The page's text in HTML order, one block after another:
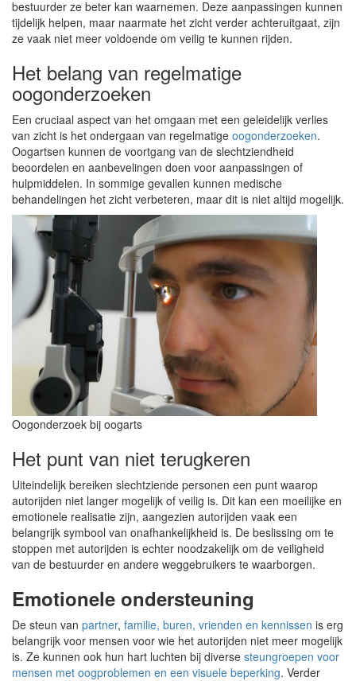
bestuurder ze beter kan waarnemen. Deze aanpassingen kunnen
tijdelijk helpen, maar naarmate het zicht verder achteruitgaat, zijn
ze vaak niet meer voldoende om veilig te kunnen rijden.
Het belang van regelmatige
oogonderzoeken
Een cruciaal aspect van het omgaan met een geleidelijk verlies
van zicht is het ondergaan van regelmatige oogonderzoeken.
Oogartsen kunnen de voortgang van de slechtziendheid
beoordelen en aanbevelingen doen voor aanpassingen of
hulpmiddelen. In sommige gevallen kunnen medische
behandelingen het zicht verbeteren, maar dit is niet altijd mogelijk.
Oogonderzoek bij oogarts
Het punt van niet terugkeren
Uiteindelijk bereiken slechtziende personen een punt waarop
autorijden niet langer mogelijk of veilig is. Dit kan een moeilijke en
emotionele realisatie zijn, aangezien autorijden vaak een
belangrijk symbool van onafhankelijkheid is. De beslissing om te
stoppen met autorijden is echter noodzakelijk om de veiligheid
van de bestuurder en andere weggebruikers te waarborgen.
Emotionele ondersteuning
De steun van partner, familie, buren, vrienden en kennissen is erg
belangrijk voor mensen voor wie het autorijden niet meer mogelijk
is. Ze kunnen ook hun hart luchten bij diverse steungroepen voor
mensen met oogproblemen en een visuele beperking. Verder